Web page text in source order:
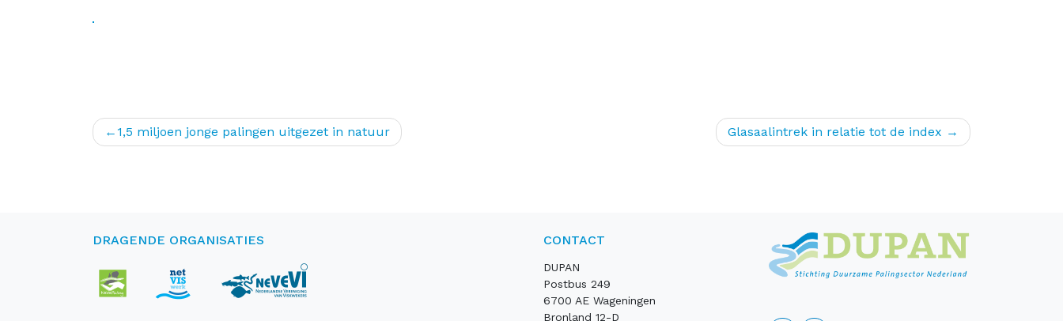
Bericht
1,5 miljoen jonge palingen uitgezet in natuur Glasaalintrek in relatie tot de index
DRAGENDE ORGANISATIES CONTACT
DUPAN
Postbus 249
6700 AE Wageningen
Bronland 12-D